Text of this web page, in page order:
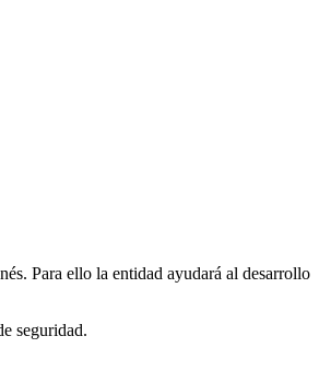
Para ello la entidad ayudará al desarrollo
seguridad.